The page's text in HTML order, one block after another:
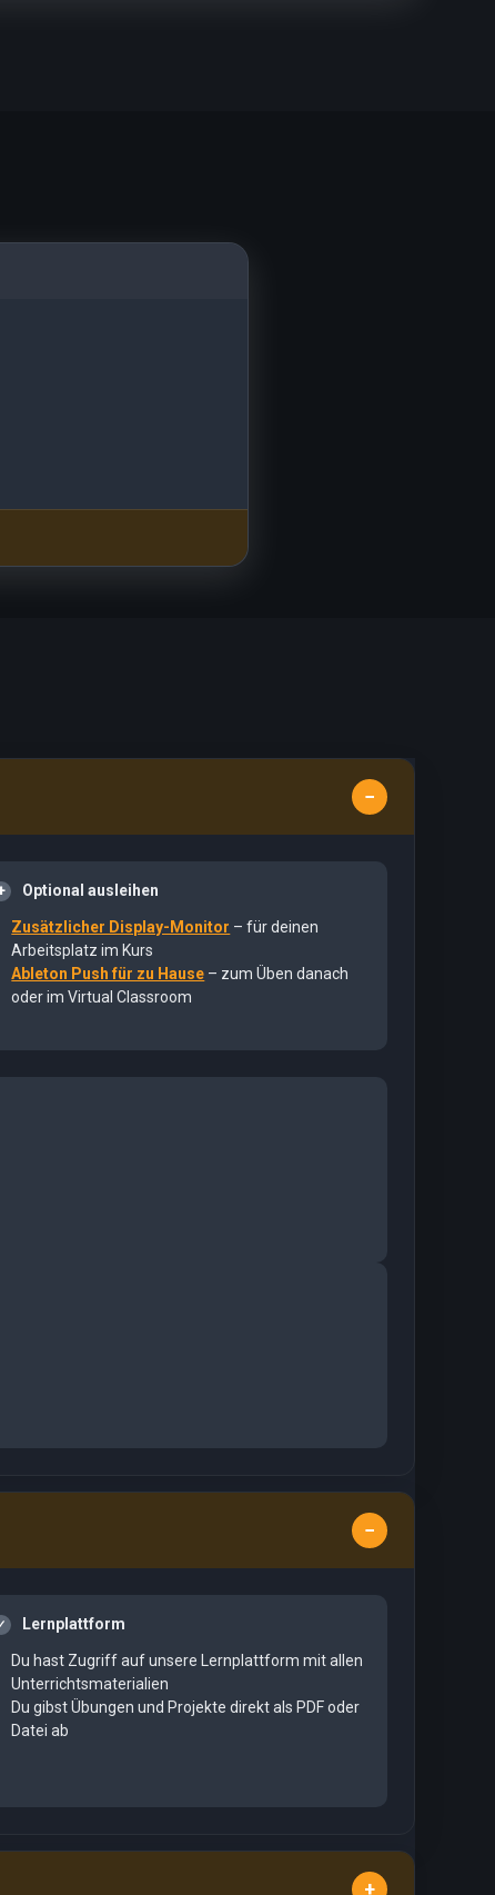
Optional ausleihen
Zusätzlicher Display-Monitor – für deinen
Arbeitsplatz im Kurs
Ableton Push für zu Hause – zum Üben danach
oder im Virtual Classroom
Lernplattform
Du hast Zugriff auf unsere Lernplattform mit allen
Unterrichtsmaterialien
Du gibst Übungen und Projekte direkt als PDF oder
Datei ab